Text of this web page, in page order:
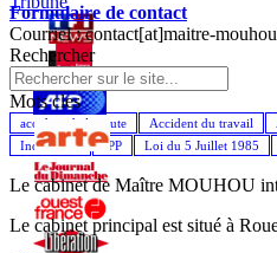
Formulaire de contact
Courriel : contact[at]maitre-
Rechercher
Mots cles
accident de la route Accident du travail
Indemnités
IPP Loi du 5 Juillet 1985
Le cabinet de Maître MOUHOU
Le cabinet principal est situé à